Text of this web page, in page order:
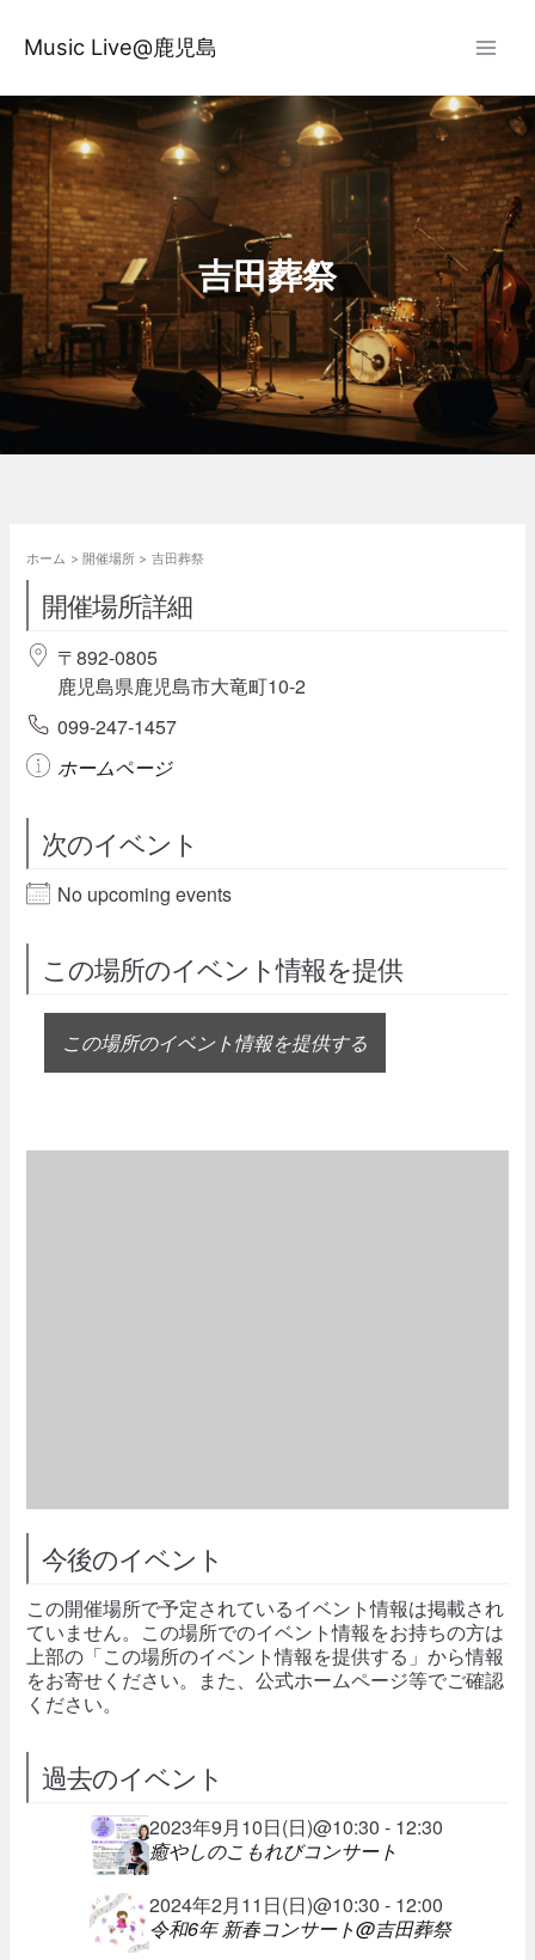
ス
キ
プ
Music Live@鹿児島
吉田葬祭
ホーム 開催場所 吉田葬祭
開催場所詳細
〒892-0805
鹿児島県鹿児島市大竜町10-2
099-247-1457
ホームページ
次のイベント
No upcoming events
この場所のイベント情報を提供
この場所のイベント情報を提供する
今後のイベント
この開催場所で予定されているイベント情報は掲載され
ていません。この場所でのイベント情報をお持ちの方は
上部の「この場所のイベント情報を提供する」から情報
をお寄せください。また、公式ホームページ等でご確認
ください。
過去のイベント
2023年9月10日(日)@10:30 - 12:30
癒やしのこもれびコンサート
2024年2月11日(日)@10:30 - 12:00
令和6年 新春コンサート@吉田葬祭